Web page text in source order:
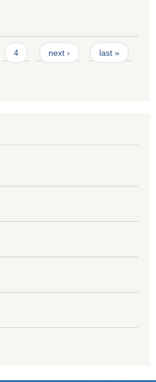
4 next › last »